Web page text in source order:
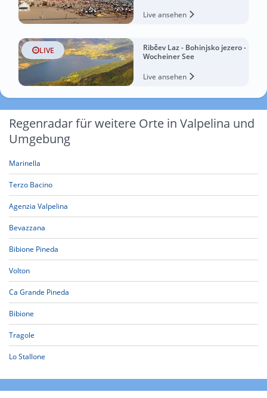
Live ansehen
LIVE
Ribčev Laz - Bohinjsko jezero -
Wocheiner See
Live ansehen
Regenradar für weitere Orte in Valpelina und
Umgebung
Marinella
Terzo Bacino
Agenzia Valpelina
Bevazzana
Bibione Pineda
Volton
Ca Grande Pineda
Bibione
Tragole
Lo Stallone